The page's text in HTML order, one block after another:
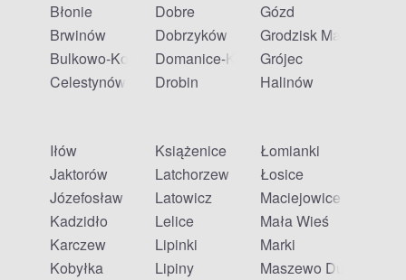
Błonie
Brwinów
Bulkowo-Kolonia
Celestynów
Dobre
Dobrzyków
Domanice-Kolonia
Drobin
Gózd
Grodzisk Mazowiecki
Grójec
Halinów
Iłów
Jaktorów
Józefosław
Kadzidło
Karczew
Kobyłka
Książenice
Latchorzew
Latowicz
Lelice
Lipinki
Lipiny
Łomianki
Łosice
Maciejowice
Mała Wieś
Marki
Maszewo Duże